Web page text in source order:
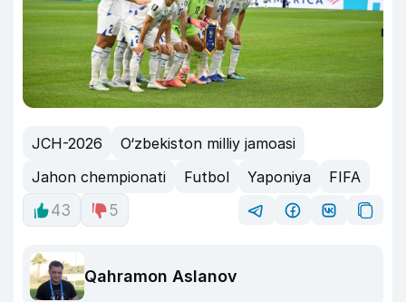
JCH-2026
O‘zbekiston milliy jamoasi
Jahon chempionati
Futbol Yaponiya
FIFA
43
5
Qahramon Aslanov